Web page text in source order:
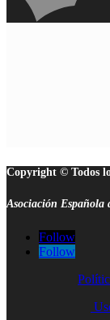
Copyright © Todos
Asociación Española
Follow
Follow